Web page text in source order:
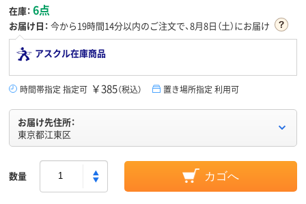
在庫： 6点
お届け日： 今から19時間14分以内のご注文で、8月8日（土）にお届け
アスクル在庫商品
時間帯指定 指定可 ￥385（税込） 置き場所指定 利用可
お届け先住所：
東京都江東区
数量 カゴへ